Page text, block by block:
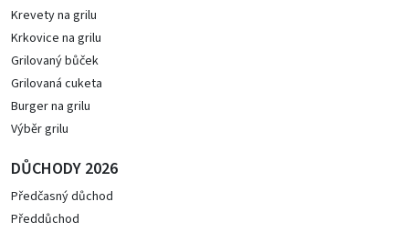
Krevety na grilu
Krkovice na grilu
Grilovaný bůček
Grilovaná cuketa
Burger na grilu
Výběr grilu
DŮCHODY 2026
Předčasný důchod
Předdůchod